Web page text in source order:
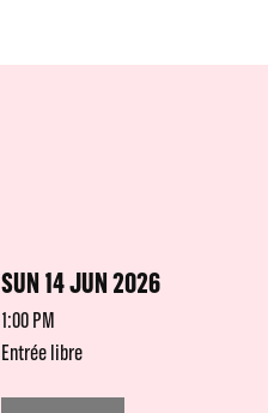
SUN 14 JUN 2026
1:00 PM
Entrée libre